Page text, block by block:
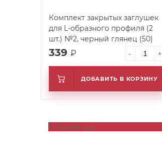
Комплект закрытых заглушек
для L-образного профиля (2
шт.) №2, черный глянец (50)
339 ₽ - +
ДОБАВИТЬ В КОРЗИНУ
Показать ещё